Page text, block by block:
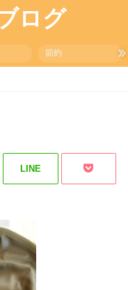
ログ
節約
LINE